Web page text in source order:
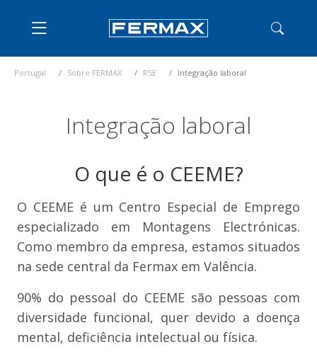
Portugal Sobre FERMAX RSE Integração laboral
Integração laboral
O que é o CEEME?
O CEEME é um Centro Especial de Emprego
especializado em Montagens Electrónicas.
Como membro da empresa, estamos situados
na sede central da Fermax em Valência.
90% do pessoal do CEEME são pessoas com
diversidade funcional, quer devido a doença
mental, deficiência intelectual ou física.